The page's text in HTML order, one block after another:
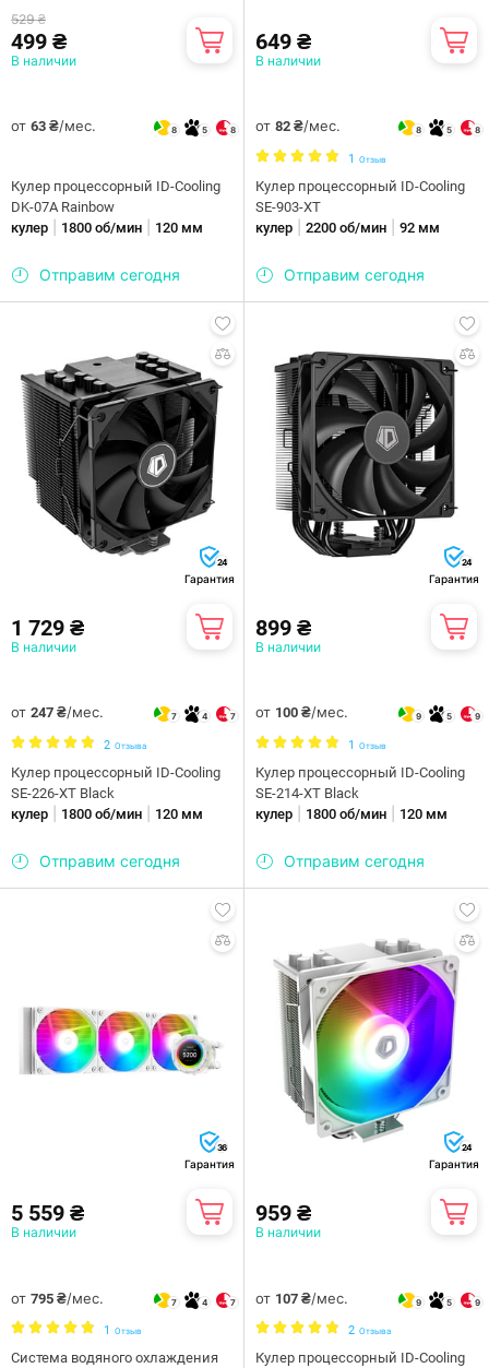
529 ₴
499 ₴
В наличии
от 63 ₴/мес. 8 5 8
Кулер процессорный ID-Cooling
DK-07A Rainbow
кулер
1800 об/мин 120 мм
Отправим сегодня
649 ₴
В наличии
от 82 ₴/мес. 8 5 8
1 Отзыв
Кулер процессорный ID-Cooling
SE-903-XT
кулер
2200 об/мин 92 мм
Отправим сегодня
24
Гарантия
1 729 ₴
В наличии
от 247 ₴/мес. 7 4 7
2 Отзыва
Кулер процессорный ID-Cooling
SE-226-XT Black
кулер
1800 об/мин 120 мм
Отправим сегодня
24
Гарантия
899 ₴
В наличии
от 100 ₴/мес. 9 5 9
1 Отзыв
Кулер процессорный ID-Cooling
SE-214-XT Black
кулер
1800 об/мин 120 мм
Отправим сегодня
36
Гарантия
5 559 ₴
В наличии
от 795 ₴/мес. 7 4 7
1 Отзыв
Система водяного охлаждения
24
Гарантия
959 ₴
В наличии
от 107 ₴/мес. 9 5 9
2 Отзыва
Кулер процессорный ID-Cooling